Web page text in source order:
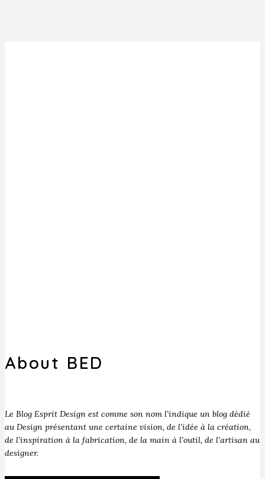
About BED
Le Blog Esprit Design est comme son nom l’indique un blog dédié
au Design présentant une certaine vision, de l’idée à la création,
de l’inspiration à la fabrication, de la main à l’outil, de l’artisan au
designer.